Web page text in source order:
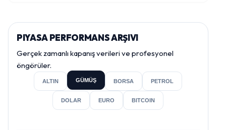
PIYASA PERFORMANS ARŞIVI
Gerçek zamanlı kapanış verileri ve profesyonel
öngörüler.
ALTIN GÜMÜŞ BORSA PETROL
DOLAR EURO BITCOIN